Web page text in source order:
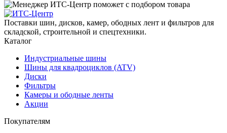
Поставки шин, дисков, камер, ободных лент и фильтров для
складской, строительной и спецтехники.
Каталог
Индустриальные шины
Шины для квадроциклов (ATV)
Диски
Фильтры
Камеры и ободные ленты
Акции
Покупателям